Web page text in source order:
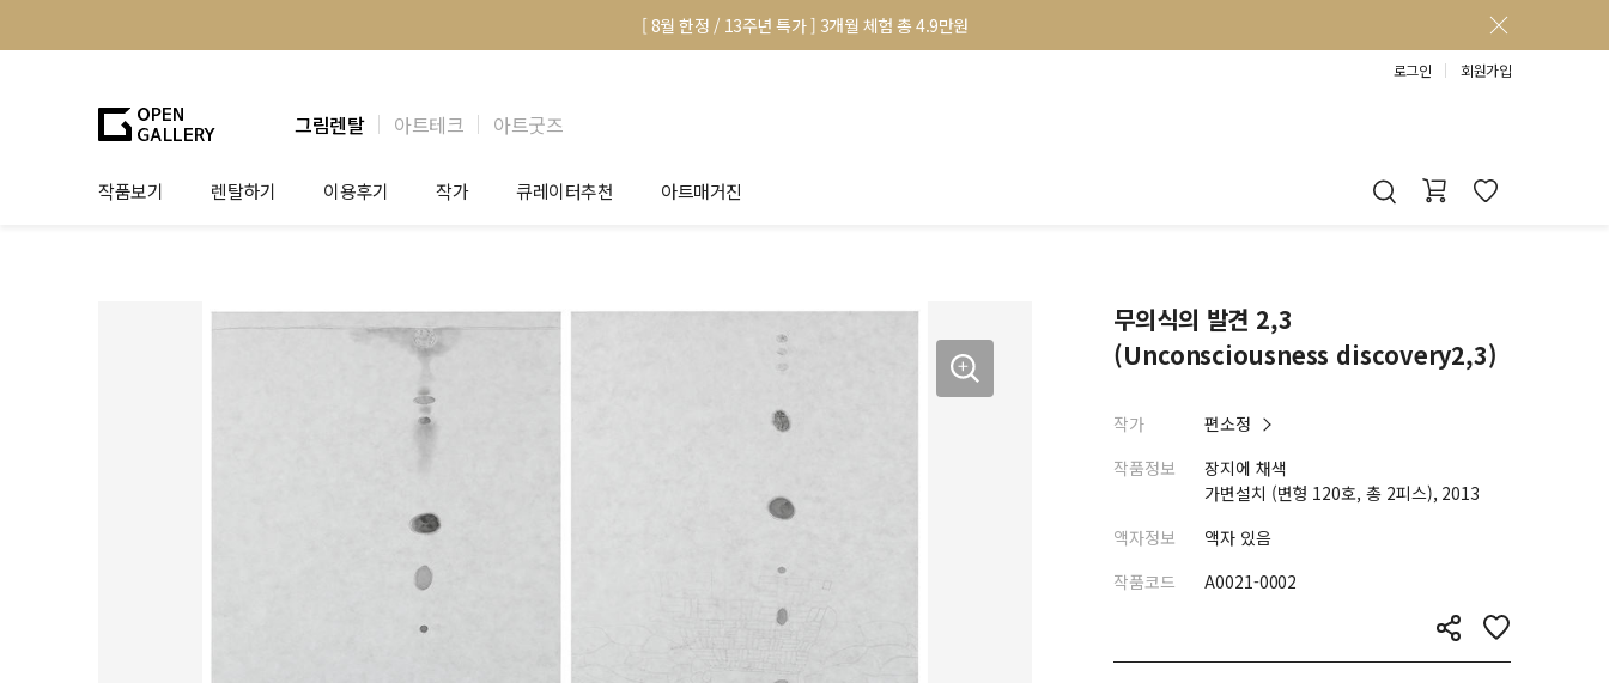
[ 8월 한정 / 13주년 특가 ] 3개월 체험 총 4.9만원
로그인 회원가입
그림렌탈 아트테크 아트굿즈
작품보기 렌탈하기
법인상담
이용후기
법인 고객
작가
작가공모
큐레이터추천
작품선택 Tip
아트매거진
미술 이야기
무의식의 발견 2,3
(Unconsciousness discovery2,3)
작가
편소정
작품정보
장지에 채색
가변설치 (변형 120호, 총 2피스), 2013
액자정보
액자 있음
작품코드
A0021-0002